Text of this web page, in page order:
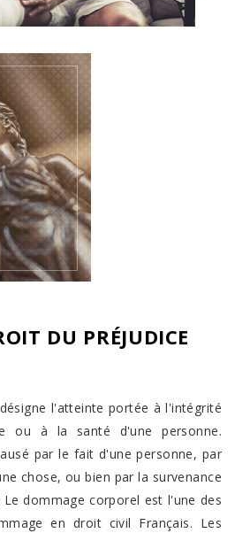
DU PRÉJUDICE
désigne l'atteinte portée à l'intégrité
ou à la santé d'une personne.
par le fait d'une personne, par
chose, ou bien par la survenance
dommage corporel est l'une des
en droit civil Français. Les